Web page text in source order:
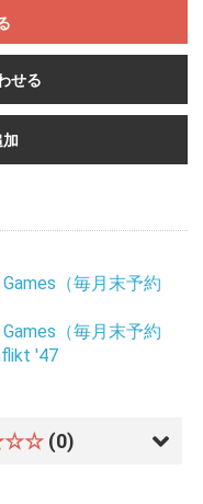
せる
（毎月末予約
（毎月末予約
'47
(0)